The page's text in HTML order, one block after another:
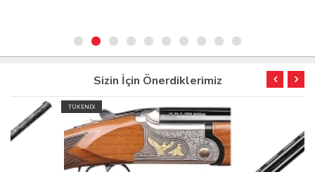
Sizin İçin Önerdiklerimiz
TÜKENDİ